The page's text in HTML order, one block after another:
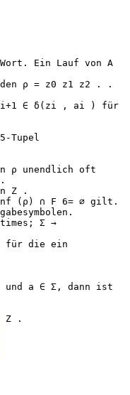
Ein Lauf von A
ρ = z0 z1 z2 . .
zi+1 ∈ δ(zi , ai ) für
Tupel
ρ unendlich oft
Z .
inf (ρ) ∩ F 6= ∅ gilt.
Σ →
für die ein
a ∈ Σ, dann ist
Z .